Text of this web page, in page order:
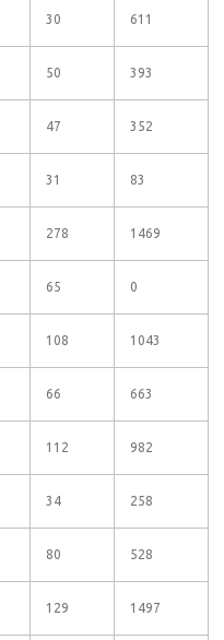
30 611
50 393
47 352
31 83
278 1469
65 0
108 1043
66 663
112 982
34 258
80 528
129 1497